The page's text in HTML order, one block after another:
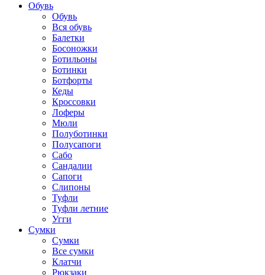
Обувь
Обувь
Вся обувь
Балетки
Босоножки
Ботильоны
Ботинки
Ботфорты
Кеды
Кроссовки
Лоферы
Мюли
Полуботинки
Полусапоги
Сабо
Сандалии
Сапоги
Слипоны
Туфли
Туфли летние
Угги
Сумки
Сумки
Все сумки
Клатчи
Рюкзаки